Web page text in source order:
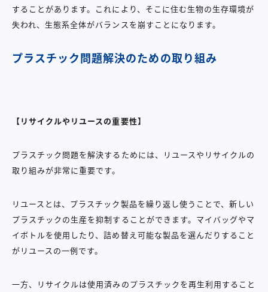
することがあります。これにより、そこに住む生物の生存環境が
失われ、生態系全体がバランスを崩すことになります。
プラスチック問題解決のための取り組み
【リサイクルやリユースの重要性】
プラスチック問題を解決するためには、リユースやリサイクルの
取り組みが非常に重要です。
リユースとは、プラスチック製品を繰り返し使うことで、新しい
プラスチックの生産を抑制することができます。マイバッグやマ
イボトルを使用したり、詰め替え可能な製品を選んだりすること
がリユースの一例です。
一方、リサイクルは使用済みのプラスチックを再生利用すること